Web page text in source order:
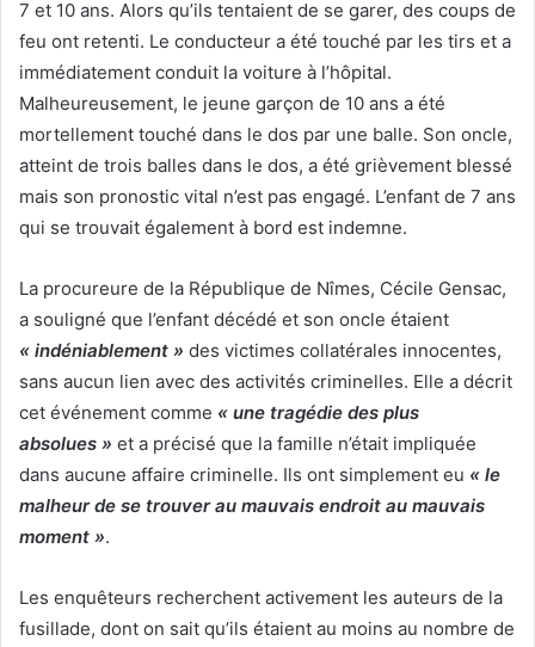
7 et 10 ans. Alors qu’ils tentaient de se garer, des coups de
feu ont retenti. Le conducteur a été touché par les tirs et a
immédiatement conduit la voiture à l’hôpital.
Malheureusement, le jeune garçon de 10 ans a été
mortellement touché dans le dos par une balle. Son oncle,
atteint de trois balles dans le dos, a été grièvement blessé
mais son pronostic vital n’est pas engagé. L’enfant de 7 ans
qui se trouvait également à bord est indemne.
La procureure de la République de Nîmes, Cécile Gensac,
a souligné que l’enfant décédé et son oncle étaient
« indéniablement » des victimes collatérales innocentes,
sans aucun lien avec des activités criminelles. Elle a décrit
cet événement comme « une tragédie des plus
absolues » et a précisé que la famille n’était impliquée
dans aucune affaire criminelle. Ils ont simplement eu « le
malheur de se trouver au mauvais endroit au mauvais
moment ».
Les enquêteurs recherchent activement les auteurs de la
fusillade, dont on sait qu’ils étaient au moins au nombre de